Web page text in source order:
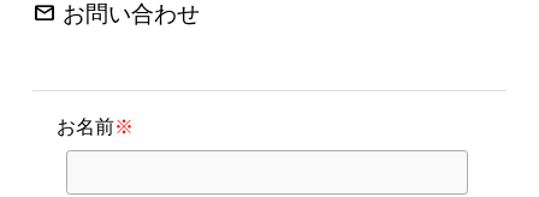
mail お問い合わせ
お名前※